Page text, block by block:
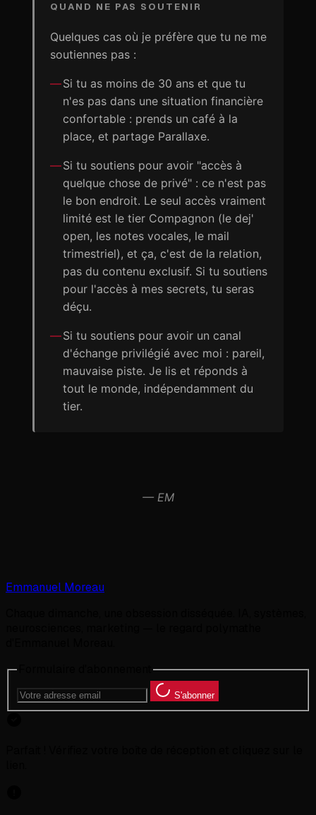
QUAND NE PAS SOUTENIR
Quelques cas où je préfère que tu ne me
soutiennes pas :
Si tu as moins de 30 ans et que tu
n'es pas dans une situation financière
confortable : prends un café à la
place, et partage Parallaxe.
Si tu soutiens pour avoir "accès à
quelque chose de privé" : ce n'est pas
le bon endroit. Le seul accès vraiment
limité est le tier Compagnon (le dej'
open, les notes vocales, le mail
trimestriel), et ça, c'est de la relation,
pas du contenu exclusif. Si tu soutiens
pour l'accès à mes secrets, tu seras
déçu.
Si tu soutiens pour avoir un canal
d'échange privilégié avec moi : pareil,
mauvaise piste. Je lis et réponds à
tout le monde, indépendamment du
tier.
— EM
Emmanuel Moreau
S'abonner